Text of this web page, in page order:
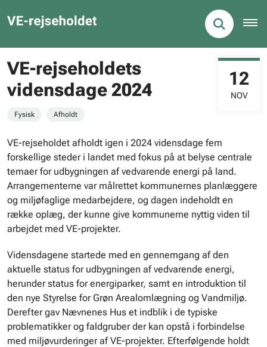
VE-rejseholdets
vidensdage 2024
12
NOV
Fysisk Afholdt
VE-rejseholdet afholdt igen i 2024 vidensdage fem
forskellige steder i landet med fokus på at belyse centrale
temaer for udbygningen af vedvarende energi på land.
Arrangementerne var målrettet kommunernes planlæggere
og miljøfaglige medarbejdere, og dagen indeholdt en
række oplæg, der kunne give kommunerne nyttig viden til
arbejdet med VE-projekter.
Vidensdagene startede med en gennemgang af den
aktuelle status for udbygningen af vedvarende energi,
herunder status for energiparker, samt en introduktion til
den nye Styrelse for Grøn Arealomlægning og Vandmiljø.
Derefter gav Nævnenes Hus et indblik i de typiske
problematikker og faldgruber der kan opstå i forbindelse
med miljøvurderinger af VE-projekter. Efterfølgende holdt